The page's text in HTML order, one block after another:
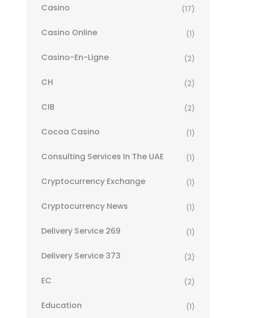
Casino (17)
Casino Online (1)
Casino-En-Ligne (2)
CH (2)
CIB (2)
Cocoa Casino (1)
Consulting Services In The UAE (1)
Cryptocurrency Exchange (1)
Cryptocurrency News (1)
Delivery Service 269 (1)
Delivery Service 373 (2)
EC (2)
Education (1)